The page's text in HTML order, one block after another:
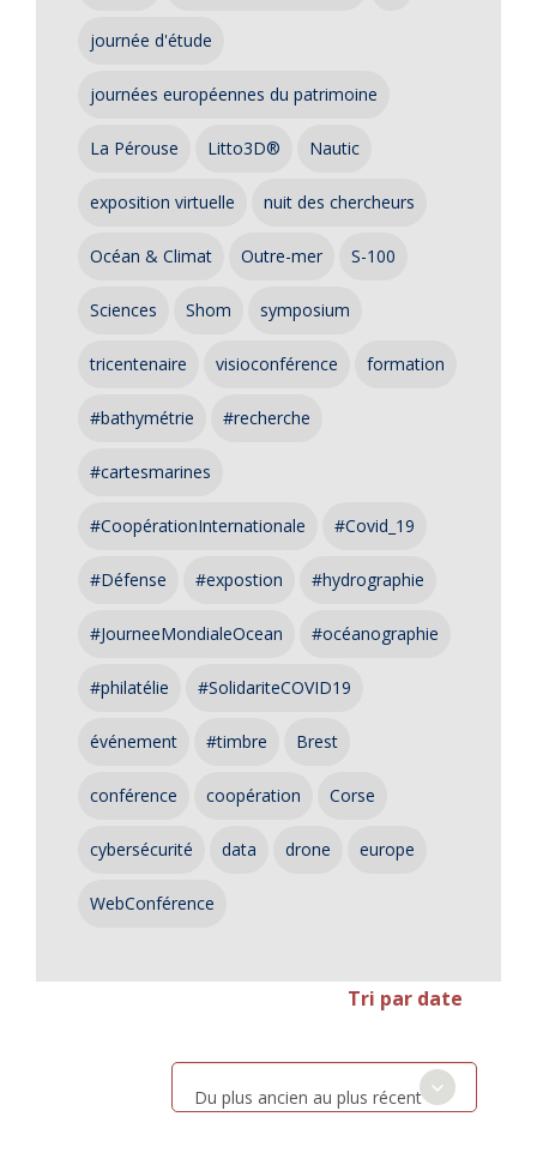
journée d'étude
journées européennes du patrimoine
La Pérouse Litto3D® Nautic
exposition virtuelle nuit des chercheurs
Océan & Climat Outre-mer S-100
Sciences Shom symposium
tricentenaire visioconférence formation
#bathymétrie #recherche
#cartesmarines
#CoopérationInternationale #Covid_19
#Défense #expostion #hydrographie
#JourneeMondialeOcean #océanographie
#philatélie #SolidariteCOVID19
événement #timbre Brest
conférence coopération Corse
cybersécurité data drone europe
WebConférence
Tri par date
Du plus ancien au plus récent